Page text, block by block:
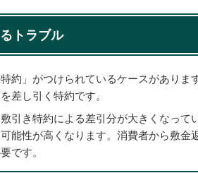
トラブル
約」がつけられているケースがありま
差し引く特約です。
引き特約による差引分が大きくなって
能性が高くなります。消費者から敷金
です。